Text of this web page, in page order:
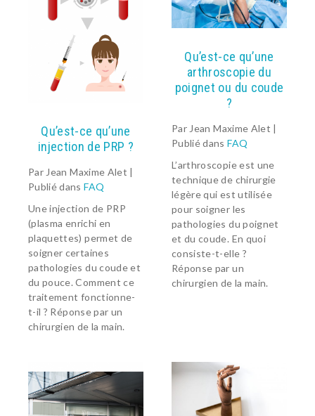
EQUIPE
URGENCES MAIN
INSTITUT
RÉÉDUCATION ET ORTHÈSE
SUIVI POST-OPÉRATOIRE
ANESTHÉSIE
BLOG SANTÉ
Qu’est-ce qu’une
injection de PRP ?
Par Jean Maxime Alet |
Publié dansFAQ
Une injection de PRP
(plasma enrichi en
plaquettes) permet de
soigner certaines
pathologies du coude et
du pouce. Comment ce
traitement fonctionne-
t-il ? Réponse par un
chirurgien de la main.
Qu’est-ce qu’une
arthroscopie du
poignet ou du coude
?
Par Jean Maxime Alet |
Publié dansFAQ
L’arthroscopie est une
technique de chirurgie
légère qui est utilisée
pour soigner les
pathologies du poignet
et du coude. En quoi
consiste-t-elle ?
Réponse par un
chirurgien de la main.